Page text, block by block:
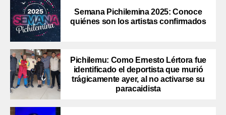
Semana Pichilemina 2025: Conoce
quiénes son los artistas confirmados
Pichilemu: Como Ernesto Lértora fue
identificado el deportista que murió
trágicamente ayer, al no activarse su
paracaidista